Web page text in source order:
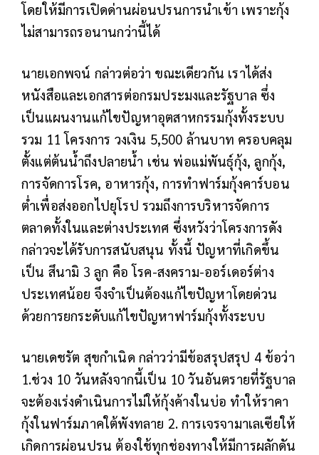
โดยให้มีการเปิดด่านผ่อนปรนการนำเข้า เพราะกุ้ง
ไม่สามารถรอนานกว่านี้ได้
นายเอกพจน์ กล่าวต่อว่า ขณะเดียวกัน เราได้ส่ง
หนังสือและเอกสารต่อกรมประมงและรัฐบาล ซึ่ง
เป็นแผนงานแก้ไขปัญหาอุตสาหกรรมกุ้งทั้งระบบ
รวม 11 โครงการ วงเงิน 5,500 ล้านบาท ครอบคลุม
ตั้งแต่ต้นน้ำถึงปลายน้ำ เช่น พ่อแม่พันธุ์กุ้ง, ลูกกุ้ง,
การจัดการโรค, อาหารกุ้ง, การทำฟาร์มกุ้งคาร์บอน
ต่ำเพื่อส่งออกไปยุโรป รวมถึงการบริหารจัดการ
ตลาดทั้งในและต่างประเทศ ซึ่งหวังว่าโครงการดัง
กล่าวจะได้รับการสนับสนุน ทั้งนี้ ปัญหาที่เกิดขึ้น
เป็น สึนามิ 3 ลูก คือ โรค-สงคราม-ออร์เดอร์ต่าง
ประเทศน้อย จึงจำเป็นต้องแก้ไขปัญหาโดยด่วน
ด้วยการยกระดับแก้ไขปัญหาฟาร์มกุ้งทั้งระบบ
นายเดชรัต สุขกำเนิด กล่าวว่ามีข้อสรุปสรุป 4 ข้อว่า
1.ช่วง 10 วันหลังจากนี้เป็น 10 วันอันตรายที่รัฐบาล
จะต้องเร่งดำเนินการไม่ให้กุ้งค้างในบ่อ ทำให้ราคา
กุ้งในฟาร์มภาคใต้พังทลาย 2. การเจรจามาเลเซียให้
เกิดการผ่อนปรน ต้องใช้ทุกช่องทางให้มีการผลักดัน